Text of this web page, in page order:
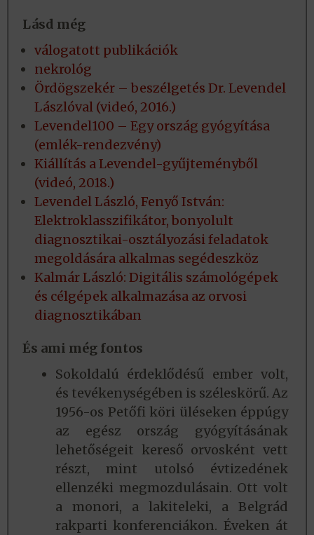
Lásd még
válogatott publikációk
nekrológ
Ördögszekér – beszélgetés Dr. Levendel
Lászlóval (videó, 2016.)
Levendel100 – Egy ország gyógyítása
(emlék-rendezvény)
Kiállítás a Levendel-gyűjteményből
(videó, 2018.)
Levendel László, Fenyő István:
Elektroklasszifikátor, bonyolult
diagnosztikai-osztályozási feladatok
megoldására alkalmas segédeszköz
Kalmár László: Digitális számológépek
és célgépek alkalmazása az orvosi
diagnosztikában
És ami még fontos
Sokoldalú érdeklődésű ember volt,
és tevékenységében is széleskörű. Az
1956-os Petőfi köri üléseken éppúgy
az egész ország gyógyításának
lehetőségeit kereső orvosként vett
részt, mint utolsó évtizedének
ellenzéki megmozdulásain. Ott volt
a monori, a lakiteleki, a Belgrád
rakparti konferenciákon. Éveken át